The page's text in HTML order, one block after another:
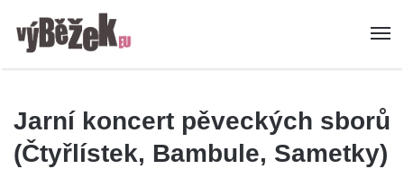
Jarní koncert pěveckých sborů
(Čtyřlístek, Bambule, Sametky)